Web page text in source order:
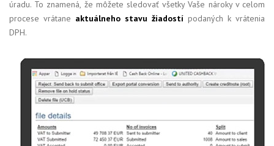
úradu. To znamená, že môžete sledovať všetky Vaše nároky v celom
procese vrátane aktuálneho stavu žiadostí podaných k vrátenia
DPH.